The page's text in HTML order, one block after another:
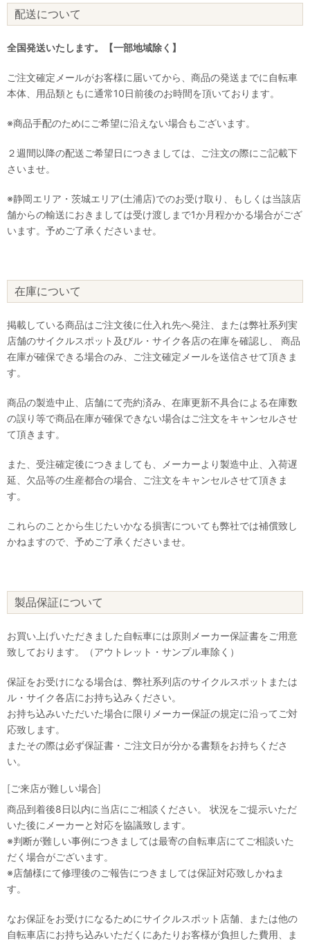
配送について
全国発送いたします。【一部地域除く】
ご注文確定メールがお客様に届いてから、商品の発送までに自転車
本体、用品類ともに通常10日前後のお時間を頂いております。
※商品手配のためにご希望に沿えない場合もございます。
２週間以降の配送ご希望日につきましては、ご注文の際にご記載下
さいませ。
※静岡エリア・茨城エリア(土浦店)でのお受け取り、もしくは当該店
舗からの輸送におきましては受け渡しまで1か月程かかる場合がござ
います。予めご了承くださいませ。
在庫について
掲載している商品はご注文後に仕入れ先へ発注、または弊社系列実
店舗のサイクルスポット及びル・サイク各店の在庫を確認し、 商品
在庫が確保できる場合のみ、ご注文確定メールを送信させて頂きま
す。
商品の製造中止、店舗にて売約済み、在庫更新不具合による在庫数
の誤り等で商品在庫が確保できない場合はご注文をキャンセルさせ
て頂きます。
また、受注確定後につきましても、メーカーより製造中止、入荷遅
延、欠品等の生産都合の場合、ご注文をキャンセルさせて頂きま
す。
これらのことから生じたいかなる損害についても弊社では補償致し
かねますので、予めご了承くださいませ。
製品保証について
お買い上げいただきました自転車には原則メーカー保証書をご用意
致しております。（アウトレット・サンプル車除く）
保証をお受けになる場合は、弊社系列店のサイクルスポットまたは
ル・サイク各店にお持ち込みください。
お持ち込みいただいた場合に限りメーカー保証の規定に沿ってご対
応致します。
またその際は必ず保証書・ご注文日が分かる書類をお持ちくださ
い。
[ご来店が難しい場合]
商品到着後8日以内に当店にご相談ください。 状況をご提示いただ
いた後にメーカーと対応を協議致します。
※判断が難しい事例につきましては最寄の自転車店にてご相談いた
だく場合がございます。
※店舗様にて修理後のご報告につきましては保証対応致しかねま
す。
なお保証をお受けになるためにサイクルスポット店舗、または他の
自転車店にお持ち込みいただくにあたりお客様が負担した費用、ま